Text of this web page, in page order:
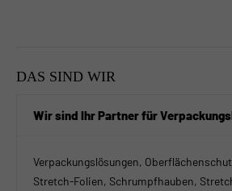
DAS SIND WIR
Wir sind Ihr Partner für
Verpackungslösungen,
Stretch-Folien, Schrumpfhauben,